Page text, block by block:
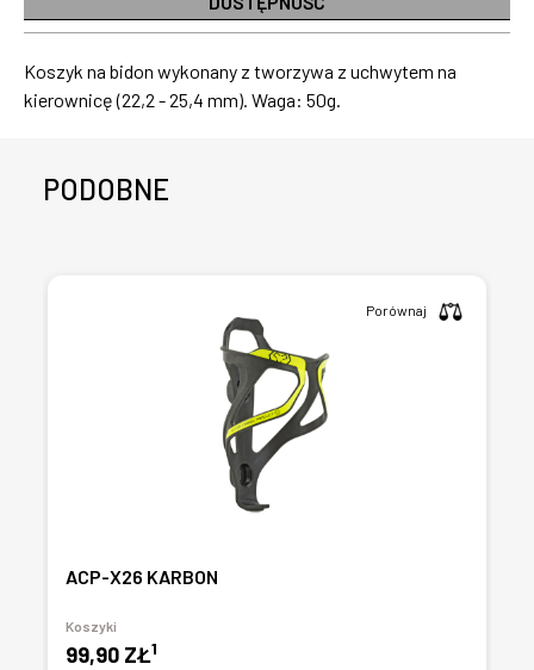
Koszyk na bidon wykonany z tworzywa z uchwytem na
kierownicę (22,2 - 25,4 mm). Waga: 50g.
PODOBNE
ACP-X26 KARBON
Koszyki
99,90 ZŁ1
Porównaj